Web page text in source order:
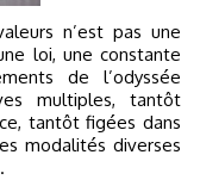
loi, une constante
de l’odyssée
multiples, tantôt
tantôt figées dans
modalités diverses